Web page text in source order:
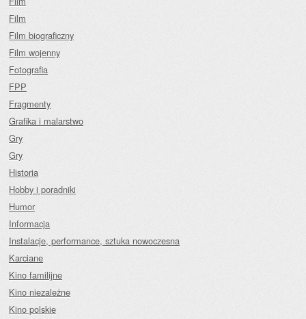
Film
Film biograficzny
Film wojenny
Fotografia
FPP
Fragmenty
Grafika i malarstwo
Gry
Gry
Historia
Hobby i poradniki
Humor
Informacja
Instalacje, performance, sztuka nowoczesna
Karciane
Kino familijne
Kino niezależne
Kino polskie